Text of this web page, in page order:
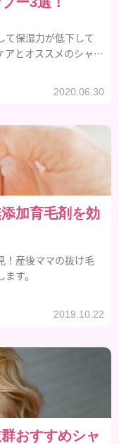
て保湿力が低下して
アとオススメのシャン
2020.06.30
加育毛剤を効
！産後ママの抜け毛
す。
2019.10.22
おすすめシャ